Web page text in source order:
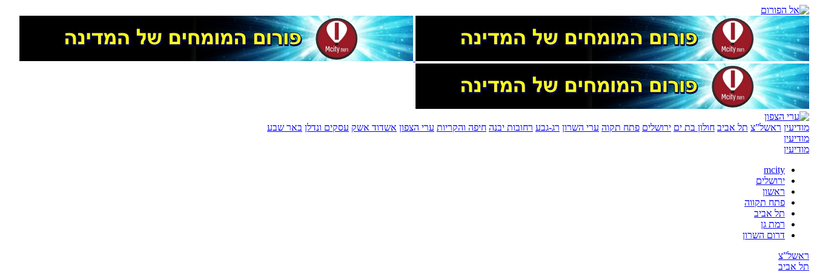
מודיעין ראשל”צ תל אביב חולון בת ים ירושלים פתח תקוה ערי השרון רג-גבע רחובות יבנה חיפה והקריות ערי הצפון אשדוד אשק עסקים ונדלן באר שבע
מודיעין
מודיעין
mcity
ירושלים
ראשון
פתח תקווה
תל אביב
רמת גן
דרום השרון
ראשל”צ
תל אביב